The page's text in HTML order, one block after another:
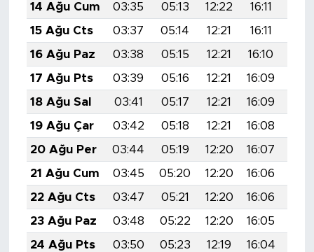
14 Ağu Cum
03:35 05:13 12:22 16:11
15 Ağu Cts
03:37 05:14 12:21 16:11
16 Ağu Paz
03:38 05:15 12:21 16:10
17 Ağu Pts
03:39 05:16 12:21 16:09
18 Ağu Sal
03:41 05:17 12:21 16:09
19 Ağu Çar
03:42 05:18 12:21 16:08
20 Ağu Per
03:44 05:19 12:20 16:07
21 Ağu Cum
03:45 05:20 12:20 16:06
22 Ağu Cts
03:47 05:21 12:20 16:06
23 Ağu Paz
03:48 05:22 12:20 16:05
24 Ağu Pts
03:50 05:23 12:19 16:04